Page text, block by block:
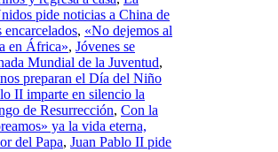
pide noticias a China de
encarcelados, «No dejemos al
en África», Jóvenes se
Mundial de la Juventud,
preparan el Día del Niño
II imparte en silencio la
de Resurrección, Con la
ya la vida eterna,
del Papa, Juan Pablo II pide